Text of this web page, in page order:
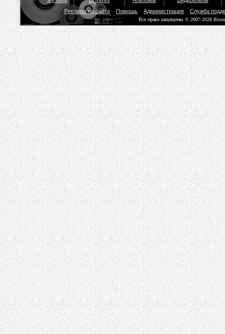
Реклама на сайте
Помощь Администрация Служба
Все права защищены © 2007-2026